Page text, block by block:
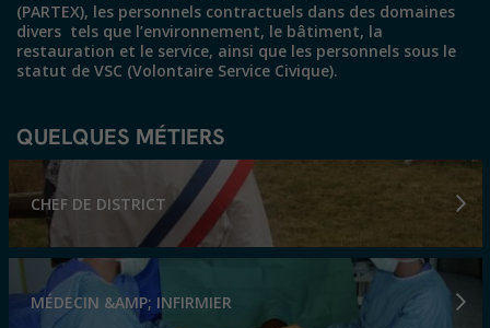
(PARTEX), les personnels contractuels dans des domaines
divers tels que l’environnement, le bâtiment, la
restauration et le service, ainsi que les personnels sous le
statut de VSC (Volontaire Service Civique).
QUELQUES MÉTIERS
CHEF DE DISTRICT
MÉDECIN &AMP; INFIRMIER